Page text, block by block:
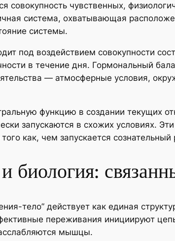
совокупность чувственных,
система, охватывающая
системы.
под воздействием совокупности
в течение дня. Гормональный
— атмосферные условия,
функцию в создании текущих
запускаются в схожих условиях.
как, чем запускается сознательный
биология:
тело” действует как единая
переживания инициируют
мышцы.